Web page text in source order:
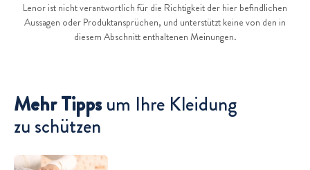
Lenor ist nicht verantwortlich für die Richtigkeit der hier befindlichen
Aussagen oder Produktansprüchen, und unterstützt keine von den in
diesem Abschnitt enthaltenen Meinungen.
Verwandte Artikel
Mehr Tippsum Ihre Kleidung
zu schützen